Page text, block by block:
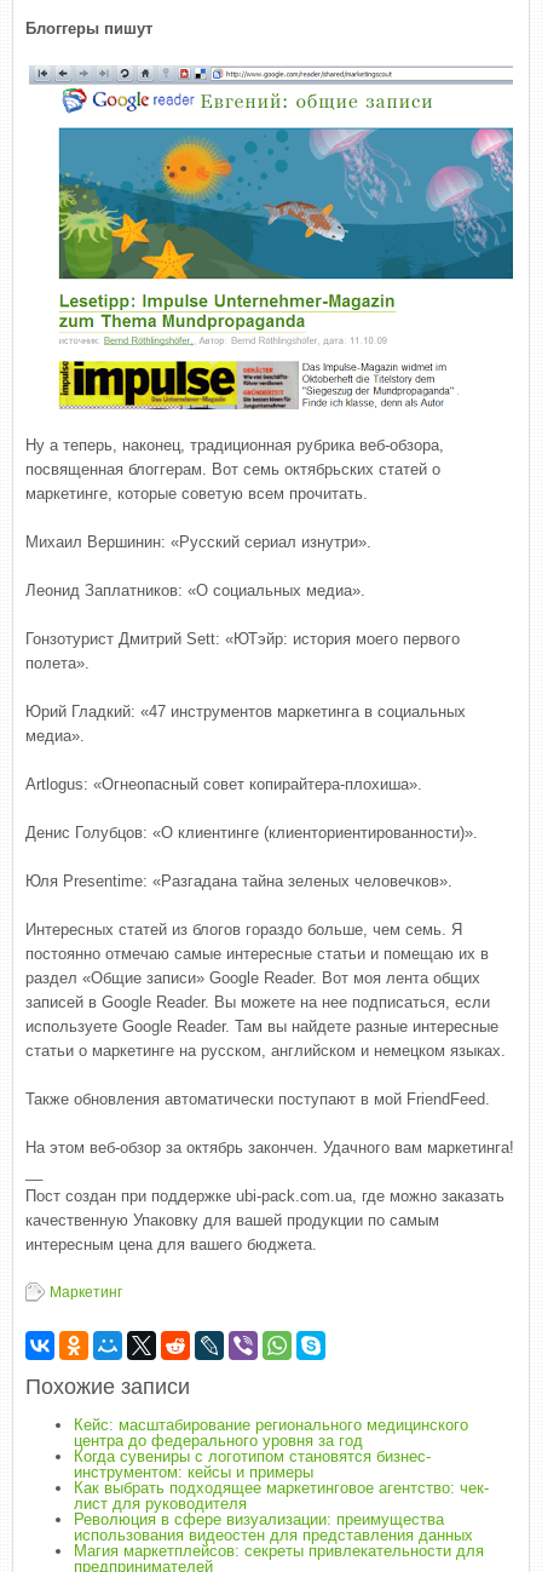
Блоггеры пишут
Ну а теперь, наконец, традиционная рубрика веб-обзора,
посвященная блоггерам. Вот семь октябрьских статей о
маркетинге, которые советую всем прочитать.
Михаил Вершинин: «Русский сериал изнутри».
Леонид Заплатников: «О социальных медиа».
Гонзотурист Дмитрий Sett: «ЮТэйр: история моего первого
полета».
Юрий Гладкий: «47 инструментов маркетинга в социальных
медиа».
Artlogus: «Огнеопасный совет копирайтера-плохиша».
Денис Голубцов: «О клиентинге (клиенториентированности)».
Юля Presentime: «Разгадана тайна зеленых человечков».
Интересных статей из блогов гораздо больше, чем семь. Я
постоянно отмечаю самые интересные статьи и помещаю их в
раздел «Общие записи» Google Reader. Вот моя лента общих
записей в Google Reader. Вы можете на нее подписаться, если
используете Google Reader. Там вы найдете разные интересные
статьи о маркетинге на русском, английском и немецком языках.
Также обновления автоматически поступают в мой FriendFeed.
На этом веб-обзор за октябрь закончен. Удачного вам маркетинга!
Пост создан при поддержке ubi-pack.com.ua, где можно заказать
качественную Упаковку для вашей продукции по самым
интересным цена для вашего бюджета.
Маркетинг
Похожие записи
Кейс: масштабирование регионального медицинского
центра до федерального уровня за год
Когда сувениры с логотипом становятся бизнес-
инструментом: кейсы и примеры
Как выбрать подходящее маркетинговое агентство: чек-
лист для руководителя
Революция в сфере визуализации: преимущества
использования видеостен для представления данных
Магия маркетплейсов: секреты привлекательности для
предпринимателей